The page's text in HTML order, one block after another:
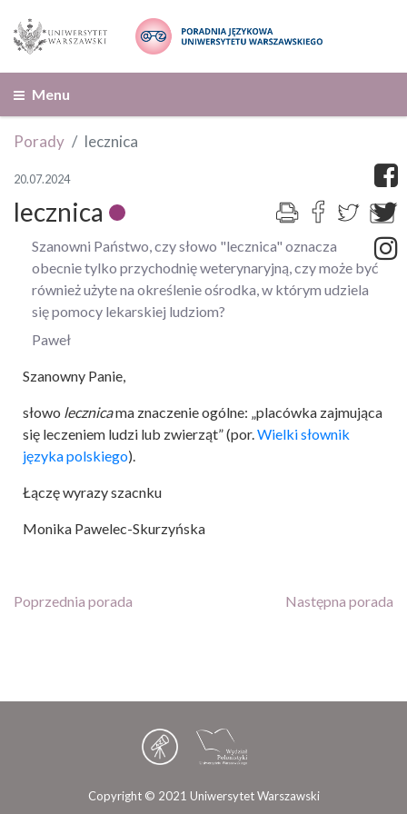
Menu
Porady lecznica
20.07.2024
lecznica
Szanowni Państwo, czy słowo "lecznica" oznacza
obecnie tylko przychodnię weterynaryjną, czy może być
również użyte na określenie ośrodka, w którym udziela
się pomocy lekarskiej ludziom?
Paweł
Szanowny Panie,
słowo lecznicama znaczenie ogólne: „placówka zajmująca
się leczeniem ludzi lub zwierząt” (por.Wielki słownik
języka polskiego).
Łączę wyrazy szacnku
Monika Pawelec-Skurzyńska
Poprzednia porada Następna porada
Copyright © 2021 Uniwersytet Warszawski